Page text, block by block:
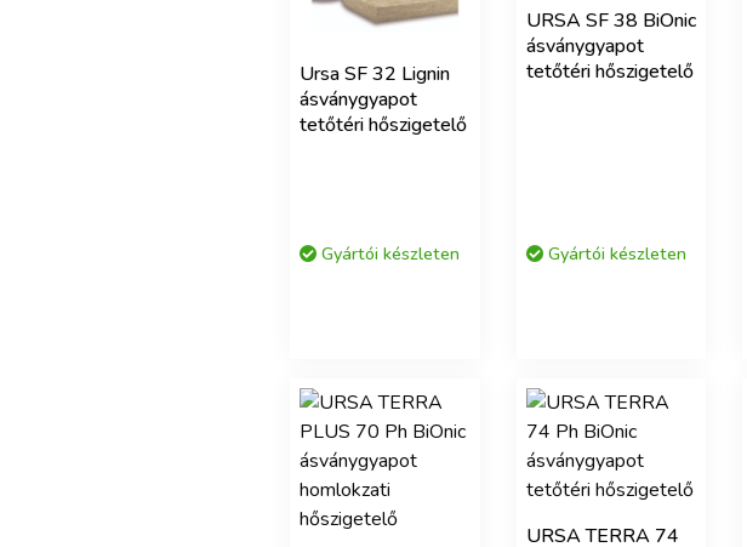
Ursa SF 32 Lignin
ásványgyapot
tetőtéri hőszigetelő
Gyártói készleten
URSA SF 38 BiOnic
ásványgyapot
tetőtéri hőszigetelő
Gyártói készleten
URSA TERRA 74